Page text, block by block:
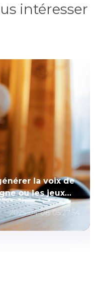
intéresser
la voix de
ou les jeux
2025-04-08 05:27:54